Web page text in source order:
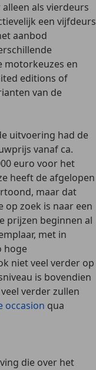
alleen als vierdeurs
een vijfdeurs
aanbod
motorkeuzes en
editions of
van de
uitvoering had de
vanaf ca.
euro voor het
heeft de afgelopen
maar dat
zoek is naar een
prijzen beginnen al
met in
hoge
niet veel verder op
is bovendien
verder zullen
occasion qua
die over het